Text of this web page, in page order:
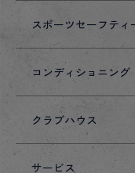
スポーツセーフティ
コンディショニング
クラブハウス
サービス